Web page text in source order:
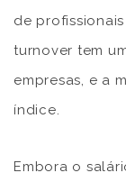
de
turnover tem
empresas, e a
índice.
Embora o